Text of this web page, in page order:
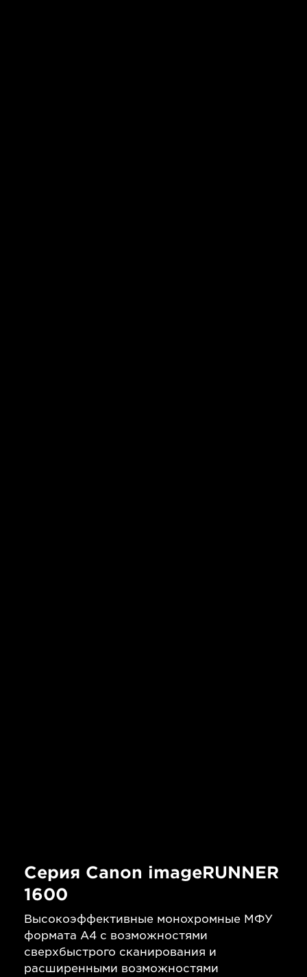
Серия Canon imageRUNNER
1600
Высокоэффективные монохромные МФУ
формата A4 с возможностями
сверхбыстрого сканирования и
расширенными возможностями